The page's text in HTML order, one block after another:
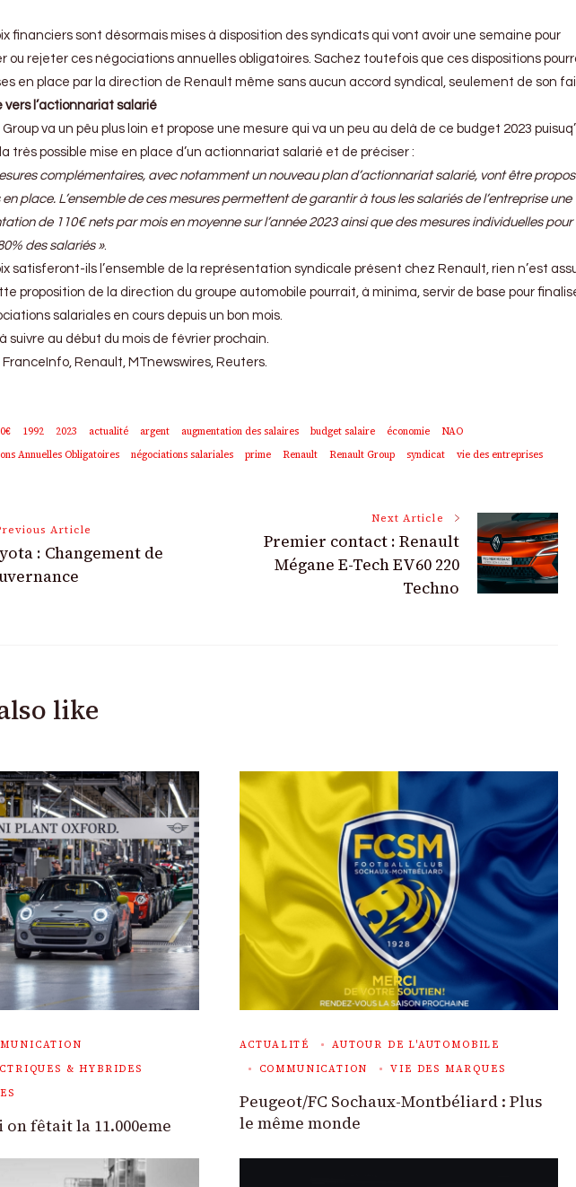
financiers sont désormais mises à disposition des syndicats qui vont avoir une semaine pour
ou rejeter ces négociations annuelles obligatoires. Sachez toutefois que ces dispositions
en place par la direction de Renault même sans aucun accord syndical, seulement de son
vers l’actionnariat salarié
va un pêu plus loin et propose une mesure qui va un peu au delà de ce budget 2023
très possible mise en place d’un actionnariat salarié et de préciser :
complémentaires, avec notamment un nouveau plan d’actionnariat salarié, vont être
en place. L’ensemble de ces mesures permettent de garantir à tous les salariés de l’entreprise une
de 110€ nets par mois en moyenne sur l’année 2023 ainsi que des mesures individuelles pour
des salariés ».
satisferont-ils l’ensemble de la représentation syndicale présent chez Renault, rien n’est
proposition de la direction du groupe automobile pourrait, à minima, servir de base pour
salariales en cours depuis un bon mois.
suivre au début du mois de février prochain.
FranceInfo, Renault, MTnewswires, Reuters.
1992 2023 actualité argent augmentation des salaires budget salaire économie
NAO
Annuelles Obligatoires
négociations salariales prime Renault Renault Group syndicat vie des entreprises
Article
: Changement de
Next Article
Premier contact : Renault
Mégane E-Tech EV60 220
Techno
like
& HYBRIDES
fêtait la 11.000eme
ACTUALITÉ
AUTOUR DE L'AUTOMOBILE
COMMUNICATION
VIE DES MARQUES
Peugeot/FC Sochaux-Montbéliard : Plus
le même monde